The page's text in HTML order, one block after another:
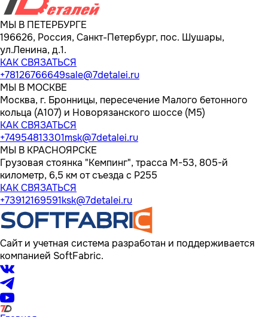
МЫ В ПЕТЕРБУРГЕ
196626, Россия, Санкт-Петербург, пос. Шушары,
ул.Ленина, д.1.
КАК СВЯЗАТЬСЯ
+78126766649sale@7detalei.ru
МЫ В МОСКВЕ
Москва, г. Бронницы, пересечение Малого бетонного
кольца (А107) и Новорязанского шоссе (М5)
КАК СВЯЗАТЬСЯ
+74954813301msk@7detalei.ru
МЫ В КРАСНОЯРСКЕ
Грузовая стоянка "Кемпинг", трасса M-53, 805-й
километр, 6,5 км от съезда с Р255
КАК СВЯЗАТЬСЯ
+73912169591ksk@7detalei.ru
Сайт и учетная система разработан и поддерживается
компанией SoftFabric.